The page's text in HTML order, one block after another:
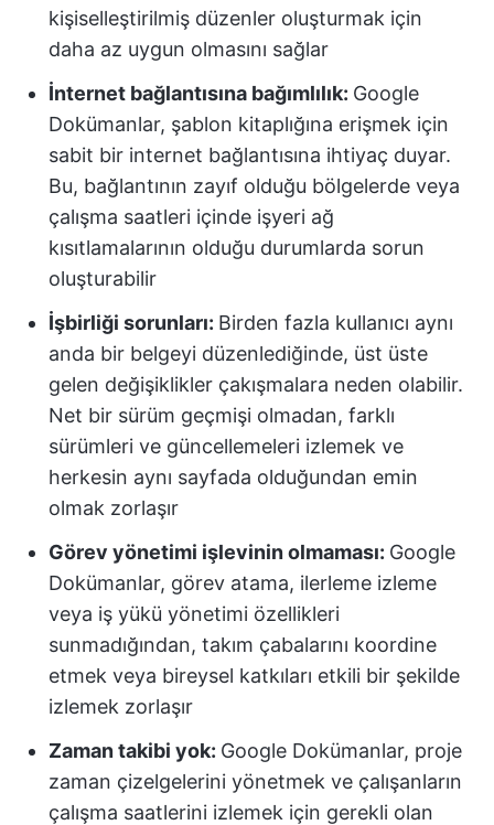
kişiselleştirilmiş düzenler oluşturmak için
daha az uygun olmasını sağlar
İnternet bağlantısına bağımlılık: Google
Dokümanlar, şablon kitaplığına erişmek için
sabit bir internet bağlantısına ihtiyaç duyar.
Bu, bağlantının zayıf olduğu bölgelerde veya
çalışma saatleri içinde işyeri ağ
kısıtlamalarının olduğu durumlarda sorun
oluşturabilir
İşbirliği sorunları: Birden fazla kullanıcı aynı
anda bir belgeyi düzenlediğinde, üst üste
gelen değişiklikler çakışmalara neden olabilir.
Net bir sürüm geçmişi olmadan, farklı
sürümleri ve güncellemeleri izlemek ve
herkesin aynı sayfada olduğundan emin
olmak zorlaşır
Görev yönetimi işlevinin olmaması: Google
Dokümanlar, görev atama, ilerleme izleme
veya iş yükü yönetimi özellikleri
sunmadığından, takım çabalarını koordine
etmek veya bireysel katkıları etkili bir şekilde
izlemek zorlaşır
Zaman takibi yok: Google Dokümanlar, proje
zaman çizelgelerini yönetmek ve çalışanların
çalışma saatlerini izlemek için gerekli olan